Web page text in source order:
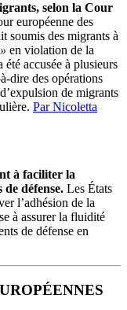
selon la Cour
européenne des
soumis des migrants à
en violation de la
accusée à plusieurs
dire des opérations
de migrants
Par Nicoletta
à faciliter la
de défense. Les États
l’adhésion de la
à assurer la fluidité
de défense en